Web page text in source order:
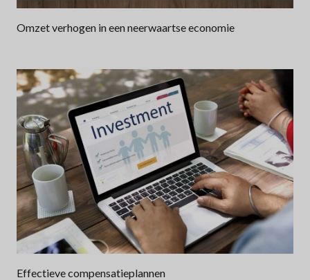
Omzet verhogen in een neerwaartse economie
Effectieve compensatieplannen